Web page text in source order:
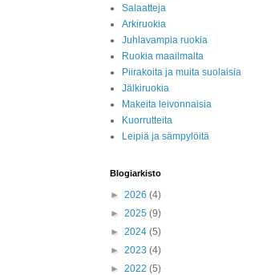
Salaatteja
Arkiruokia
Juhlavampia ruokia
Ruokia maailmalta
Piirakoita ja muita suolaisia
Jälkiruokia
Makeita leivonnaisia
Kuorrutteita
Leipiä ja sämpylöitä
Blogiarkisto
► 2026 (4)
► 2025 (9)
► 2024 (5)
► 2023 (4)
► 2022 (5)